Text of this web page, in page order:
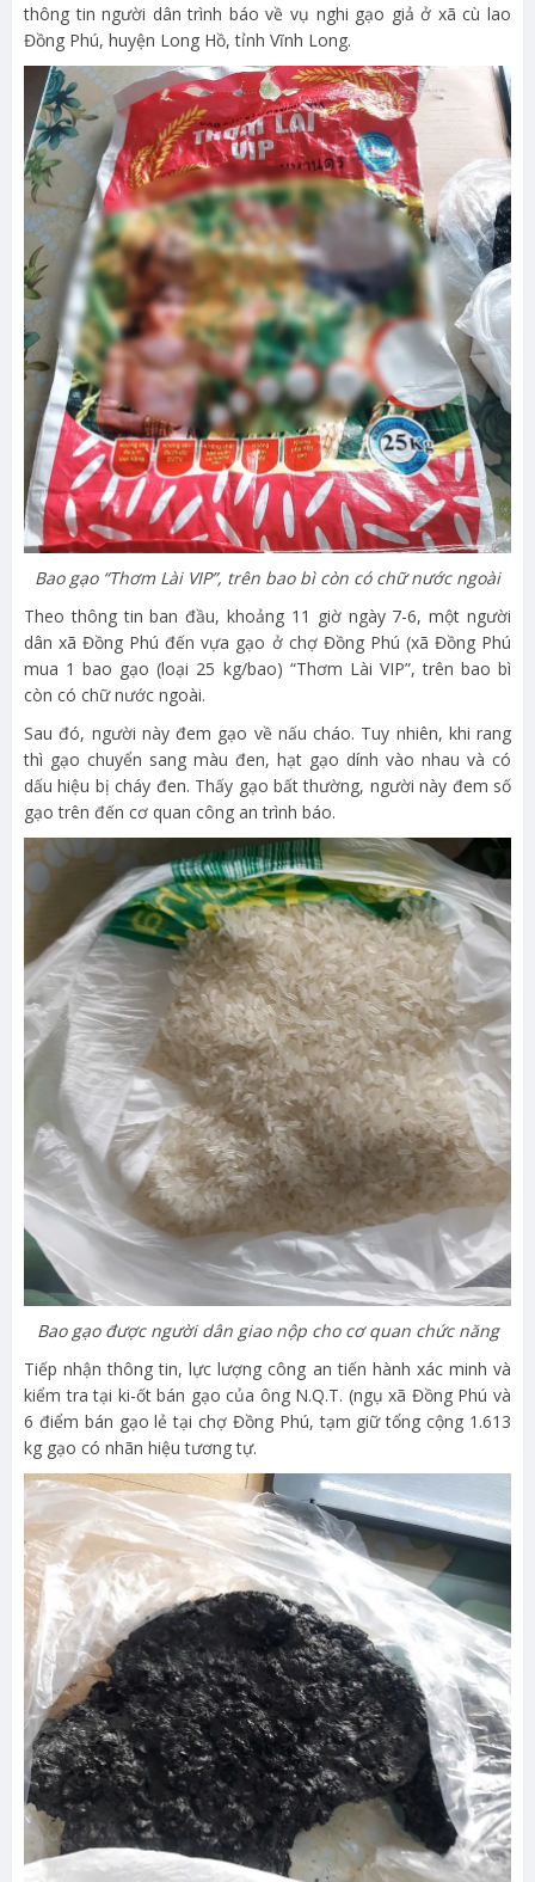
thông tin người dân trình báo về vụ nghi gạo giả ở xã cù lao
Đồng Phú, huyện Long Hồ, tỉnh Vĩnh Long.
Bao gạo “Thơm Lài VIP”, trên bao bì còn có chữ nước ngoài
Theo thông tin ban đầu, khoảng 11 giờ ngày 7-6, một người
dân xã Đồng Phú đến vựa gạo ở chợ Đồng Phú (xã Đồng Phú
mua 1 bao gạo (loại 25 kg/bao) “Thơm Lài VIP”, trên bao bì
còn có chữ nước ngoài.
Sau đó, người này đem gạo về nấu cháo. Tuy nhiên, khi rang
thì gạo chuyển sang màu đen, hạt gạo dính vào nhau và có
dấu hiệu bị cháy đen. Thấy gạo bất thường, người này đem số
gạo trên đến cơ quan công an trình báo.
Bao gạo được người dân giao nộp cho cơ quan chức năng
Tiếp nhận thông tin, lực lượng công an tiến hành xác minh và
kiểm tra tại ki-ốt bán gạo của ông N.Q.T. (ngụ xã Đồng Phú và
6 điểm bán gạo lẻ tại chợ Đồng Phú, tạm giữ tổng cộng 1.613
kg gạo có nhãn hiệu tương tự.